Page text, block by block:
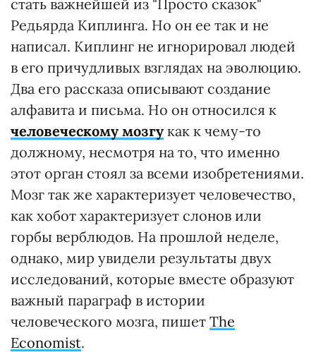
стать важнейшей из "Просто сказок"
Редьярда Киплинга. Но он ее так и не
написал. Киплинг не игнорировал людей
в его причудливых взглядах на эволюцию.
Два его рассказа описывают создание
алфавита и письма. Но он относился к
человеческому мозгу как к чему-то
должному, несмотря на то, что именно
этот орган стоял за всеми изобретениями.
Мозг так же характеризует человечество,
как хобот характеризует слонов или
горбы верблюдов. На прошлой неделе,
однако, мир увидели результаты двух
исследований, которые вместе образуют
важный параграф в истории
человеческого мозга, пишет The
Economist.